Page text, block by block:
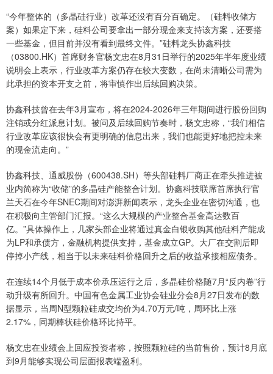
“今年整体的（多晶硅行业）改革还没有百分百确定。（硅料收储方
案）如果定下来，硅料公司要拿出一部分现金来支持该方案，还要搭
一些基金，但目前并没有看到最终文件。”硅料龙头协鑫科技
（03800.HK）首席财务官杨文忠在8月31日举行的2025年半年度业绩
说明会上表示，行业改革方案仍存在较大变数，在尚未清晰公司需为
此承担的资本开支之前，将审慎作出后续回购决策。
协鑫科技曾在去年3月宣布，将在2024-2026年三年期间进行股份回购
注销或分红派息计划。被问及后续回购节奏时，杨文忠称，“我们相信
行业改革应该很快会有更明确的信息出来，我们也能更好地把控未来
的现金流走向。”
协鑫科技、通威股份（600438.SH）等头部硅料厂商正在牵头推进被
业内简称为“收储”的多晶硅产能整合计划。协鑫科技联席首席执行官
兰天石在今年SNEC期间对澎湃新闻表示，龙头企业在密切沟通，也
在积极向主管部门汇报。“这么大规模的产业整合基金高达数百
亿。”具体操作上，几家头部企业将通过真金白银收购其他硅料产能成
为LP和承债方，金融机构提供支持，基金成立GP。大厂在交割后即
停掉小产线，相当于以未来硅料价格回升之后的收益承接相应债务。
在连续14个月低于成本价承压运行之后，多晶硅价格随7月“反内卷”行
动升级有所回升。中国有色金属工业协会硅业分会8月27日发布的数
据显示，当周N型颗粒硅成交均价为4.70万元/吨，周环比上涨
2.17%，同期棒状硅价格环比持平。
杨文忠在业绩会上回应投资者称，按照颗粒硅的当前售价，预计8月底
到9月能够实现公司层面报表端盈利。